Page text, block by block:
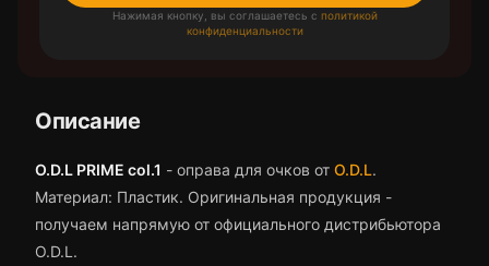
Нажимая кнопку, вы соглашаетесь с политикой
конфиденциальности
Описание
O.D.L PRIME col.1 - оправа для очков от O.D.L.
Материал: Пластик. Оригинальная продукция -
получаем напрямую от официального дистрибьютора
O.D.L.